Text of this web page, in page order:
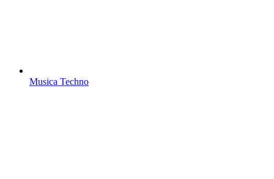
Musica Techno